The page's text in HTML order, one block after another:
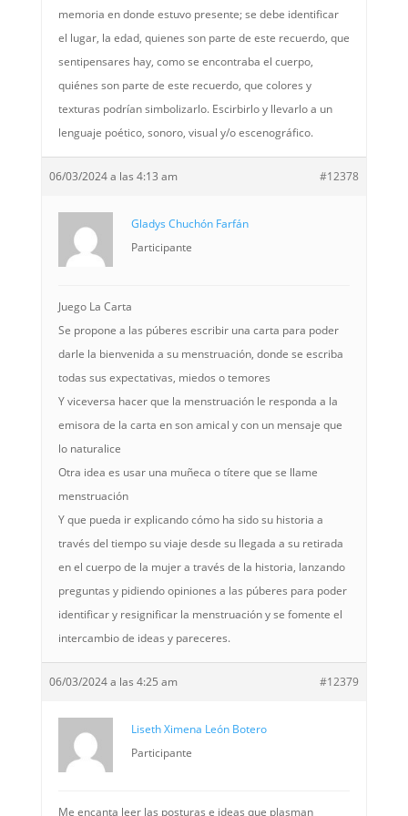
memoria en donde estuvo presente; se debe identificar
el lugar, la edad, quienes son parte de este recuerdo, que
sentipensares hay, como se encontraba el cuerpo,
quiénes son parte de este recuerdo, que colores y
texturas podrían simbolizarlo. Escirbirlo y llevarlo a un
lenguaje poético, sonoro, visual y/o escenográfico.
06/03/2024 a las 4:13 am #12378
Gladys Chuchón Farfán
Participante
Juego La Carta
Se propone a las púberes escribir una carta para poder
darle la bienvenida a su menstruación, donde se escriba
todas sus expectativas, miedos o temores
Y viceversa hacer que la menstruación le responda a la
emisora de la carta en son amical y con un mensaje que
lo naturalice
Otra idea es usar una muñeca o títere que se llame
menstruación
Y que pueda ir explicando cómo ha sido su historia a
través del tiempo su viaje desde su llegada a su retirada
en el cuerpo de la mujer a través de la historia, lanzando
preguntas y pidiendo opiniones a las púberes para poder
identificar y resignificar la menstruación y se fomente el
intercambio de ideas y pareceres.
06/03/2024 a las 4:25 am #12379
Liseth Ximena León Botero
Participante
Me encanta leer las posturas e ideas que plasman